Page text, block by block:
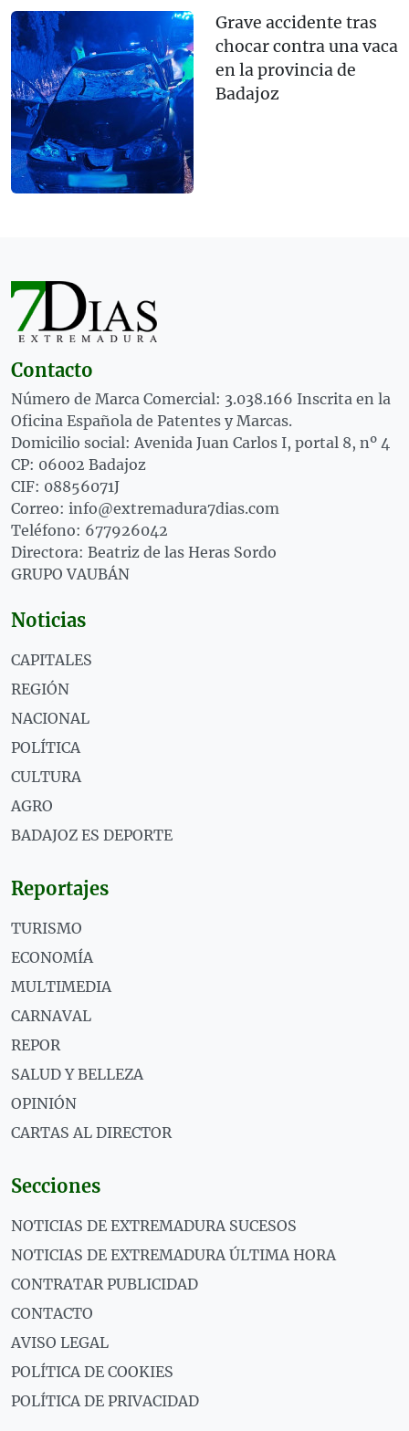
Grave accidente tras
chocar contra una vaca
en la provincia de
Badajoz
Contacto
Número de Marca Comercial: 3.038.166 Inscrita en la
Oficina Española de Patentes y Marcas.
Domicilio social: Avenida Juan Carlos I, portal 8, nº 4
CP: 06002 Badajoz
CIF: 08856071J
Correo: info@extremadura7dias.com
Teléfono: 677926042
Directora: Beatriz de las Heras Sordo
GRUPO VAUBÁN
Noticias
CAPITALES
REGIÓN
NACIONAL
POLÍTICA
CULTURA
AGRO
BADAJOZ ES DEPORTE
Reportajes
TURISMO
ECONOMÍA
MULTIMEDIA
CARNAVAL
REPOR
SALUD Y BELLEZA
OPINIÓN
CARTAS AL DIRECTOR
Secciones
NOTICIAS DE EXTREMADURA SUCESOS
NOTICIAS DE EXTREMADURA ÚLTIMA HORA
CONTRATAR PUBLICIDAD
CONTACTO
AVISO LEGAL
POLÍTICA DE COOKIES
POLÍTICA DE PRIVACIDAD